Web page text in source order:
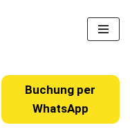
Buchung per
WhatsApp